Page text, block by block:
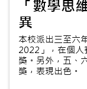
「數學思
異
本校派出三至六
2022」，在個人
獎。另外，五、
獎，表現出色。